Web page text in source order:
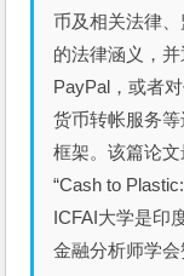
币及相关法律
的法律涵义，
PayPal，或者
货币转帐服务
框架。该篇论
“Cash to
ICFAI大学是印
金融分析师学